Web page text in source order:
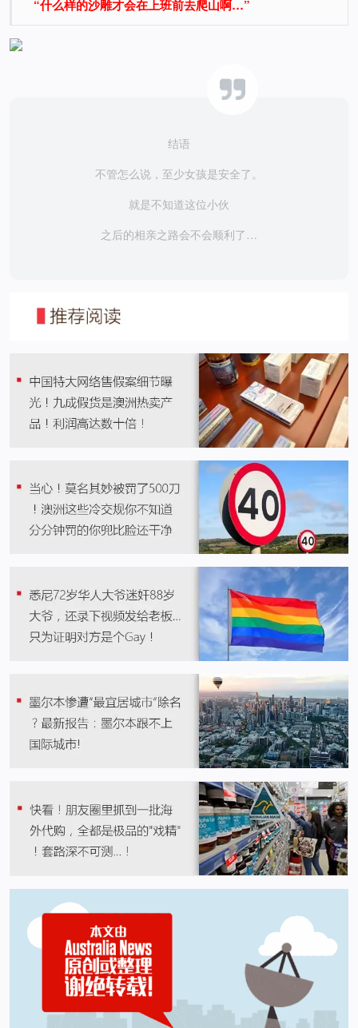
“什么样的沙雕才会在上班前去爬山啊…”
结语
不管怎么说，至少女孩是安全了。
就是不知道这位小伙
之后的相亲之路会不会顺利了…